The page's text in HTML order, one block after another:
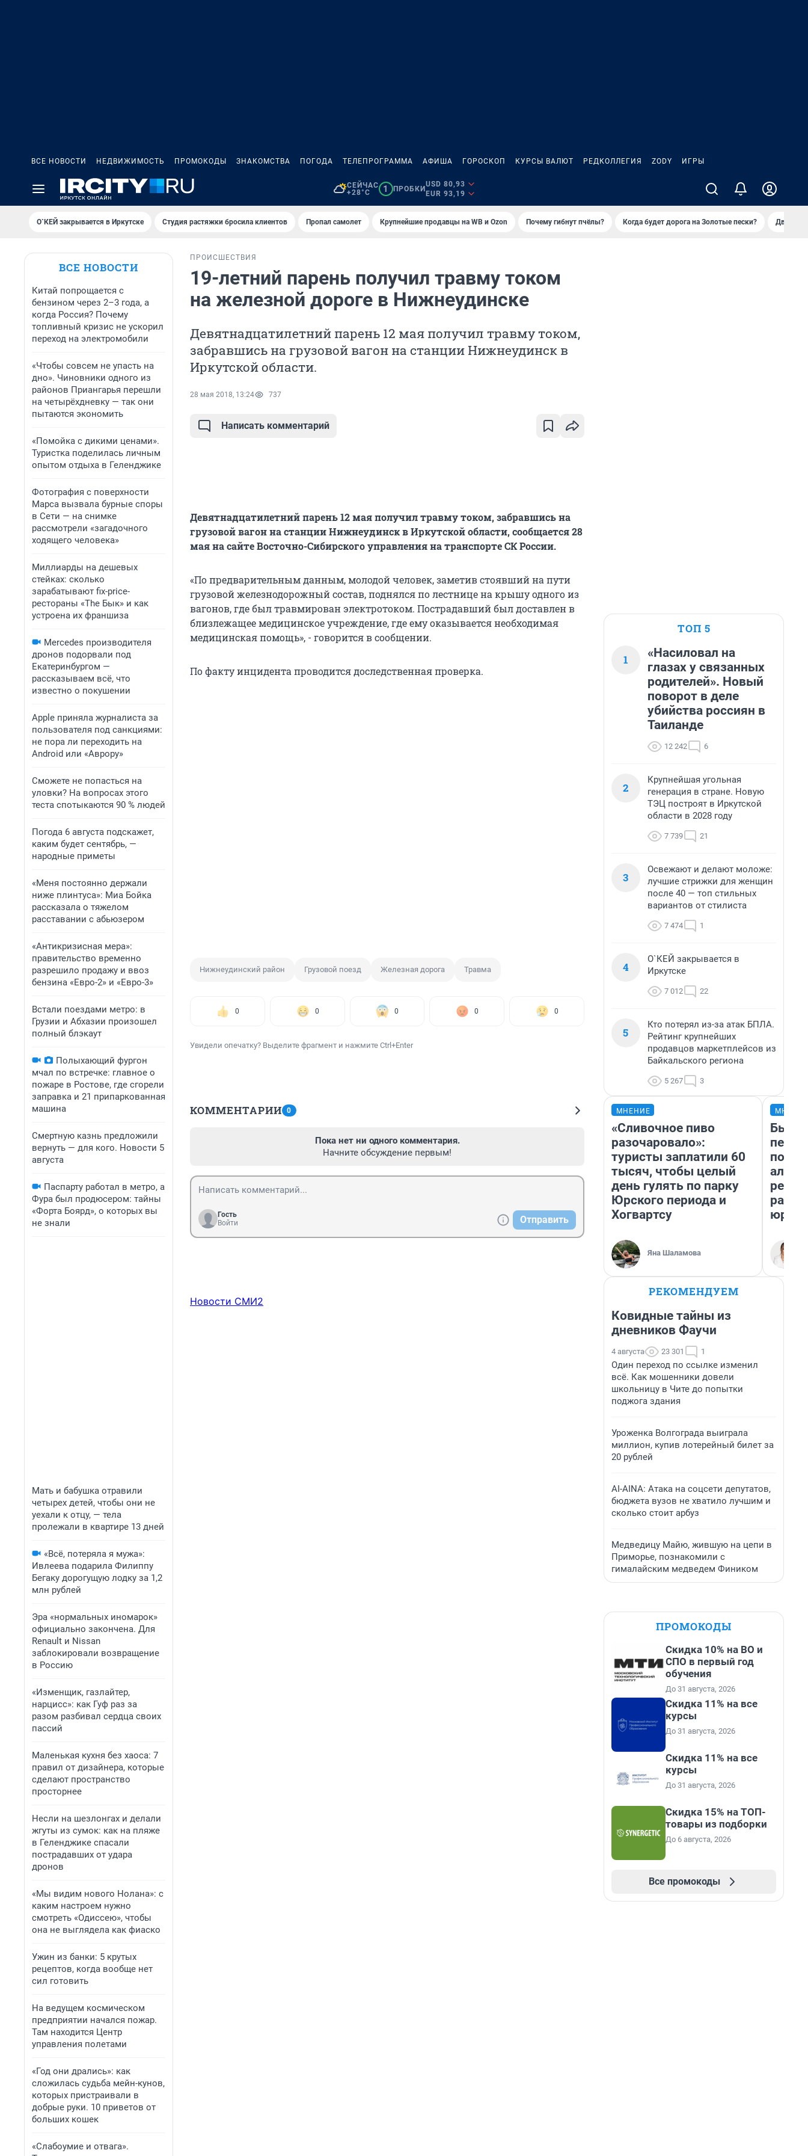
ВСЕ НОВОСТИ НЕДВИЖИМОСТЬ ПРОМОКОДЫ ЗНАКОМСТВА ПОГОДА ТЕЛЕПРОГРАММА АФИША ГОРОСКОП КУРСЫ ВАЛЮТ РЕДКОЛЛЕГИЯ ZODY ИГРЫ
СЕЙЧАС
+28°C
1 ПРОБКИ
USD 80,93
EUR 93,19
О`КЕЙ закрывается в Иркутске Студия растяжки бросила клиентов Пропал самолет Крупнейшие продавцы на WB и Ozon Почему гибнут пчёлы? Когда будет дорога на Золотые пески? Двое
ВСЕ НОВОСТИ
Китай попрощается с
бензином через 2–3 года, а
когда Россия? Почему
топливный кризис не ускорил
переход на электромобили
«Чтобы совсем не упасть на
дно». Чиновники одного из
районов Приангарья перешли
на четырёхдневку — так они
пытаются экономить
«Помойка с дикими ценами».
Туристка поделилась личным
опытом отдыха в Геленджике
Фотография с поверхности
Марса вызвала бурные споры
в Сети — на снимке
рассмотрели «загадочного
ходящего человека»
Миллиарды на дешевых
стейках: сколько
зарабатывают fix-price-
рестораны «The Бык» и как
устроена их франшиза
Mercedes производителя
дронов подорвали под
Екатеринбургом —
рассказываем всё, что
известно о покушении
Apple приняла журналиста за
пользователя под санкциями:
не пора ли переходить на
Android или «Аврору»
Сможете не попасться на
уловки? На вопросах этого
теста спотыкаются 90 % людей
Погода 6 августа подскажет,
каким будет сентябрь, —
народные приметы
«Меня постоянно держали
ниже плинтуса»: Миа Бойка
рассказала о тяжелом
расставании с абьюзером
«Антикризисная мера»:
правительство временно
разрешило продажу и ввоз
бензина «Евро-2» и «Евро-3»
Встали поездами метро: в
Грузии и Абхазии произошел
полный блэкаут
Полыхающий фургон
мчал по встречке: главное о
пожаре в Ростове, где сгорели
заправка и 21 припаркованная
машина
Смертную казнь предложили
вернуть — для кого. Новости 5
августа
Паспарту работал в метро, а
Фура был продюсером: тайны
«Форта Боярд», о которых вы
не знали
Мать и бабушка отравили
четырех детей, чтобы они не
уехали к отцу, — тела
пролежали в квартире 13 дней
«Всё, потеряла я мужа»:
Ивлеева подарила Филиппу
Бегаку дорогущую лодку за 1,2
млн рублей
Эра «нормальных иномарок»
официально закончена. Для
Renault и Nissan
заблокировали возвращение
в Россию
«Изменщик, газлайтер,
нарцисс»: как Гуф раз за
разом разбивал сердца своих
пассий
Маленькая кухня без хаоса: 7
правил от дизайнера, которые
сделают пространство
просторнее
Несли на шезлонгах и делали
жгуты из сумок: как на пляже
в Геленджике спасали
пострадавших от удара
дронов
«Мы видим нового Нолана»: с
каким настроем нужно
смотреть «Одиссею», чтобы
она не выглядела как фиаско
Ужин из банки: 5 крутых
рецептов, когда вообще нет
сил готовить
На ведущем космическом
предприятии начался пожар.
Там находится Центр
управления полетами
«Год они дрались»: как
сложилась судьба мейн-кунов,
которых пристраивали в
добрые руки. 10 приветов от
больших кошек
«Слабоумие и отвага».
ПРОИСШЕСТВИЯ
19-летний парень получил травму током
на железной дороге в Нижнеудинске
Девятнадцатилетний парень 12 мая получил травму током,
забравшись на грузовой вагон на станции Нижнеудинск в
Иркутской области.
28 мая 2018, 13:24 737
Написать комментарий
Девятнадцатилетний парень 12 мая получил травму током, забравшись на
грузовой вагон на станции Нижнеудинск в Иркутской области, сообщается 28
мая на сайте Восточно-Сибирского управления на транспорте СК России.
«По предварительным данным, молодой человек, заметив стоявший на пути
грузовой железнодорожный состав, поднялся по лестнице на крышу одного из
вагонов, где был травмирован электротоком. Пострадавший был доставлен в
близлежащее медицинское учреждение, где ему оказывается необходимая
медицинская помощь», - говорится в сообщении.
По факту инцидента проводится доследственная проверка.
Нижнеудинский район Грузовой поезд Железная дорога Травма
0 0 0 0 0
Увидели опечатку? Выделите фрагмент и нажмите Ctrl+Enter
КОММЕНТАРИИ 0
Пока нет ни одного комментария.
Начните обсуждение первым!
Гость
Войти
Отправить
Новости СМИ2
ТОП 5
1
«Насиловал на
глазах у связанных
родителей». Новый
поворот в деле
убийства россиян в
Таиланде
12 242 6
2
Крупнейшая угольная
генерация в стране. Новую
ТЭЦ построят в Иркутской
области в 2028 году
7 739 21
3
Освежают и делают моложе:
лучшие стрижки для женщин
после 40 — топ стильных
вариантов от стилиста
7 474 1
4
О`КЕЙ закрывается в
Иркутске
7 012 22
5
Кто потерял из-за атак БПЛА.
Рейтинг крупнейших
продавцов маркетплейсов из
Байкальского региона
5 267 3
МНЕНИЕ
«Сливочное пиво
разочаровало»:
туристы заплатили 60
тысяч, чтобы целый
день гулять по парку
Юрского периода и
Хогвартсу
Яна Шаламова
Был
РЕКОМЕНДУЕМ
Ковидные тайны из
дневников Фаучи
4 августа 23 301 1
Один переход по ссылке изменил
всё. Как мошенники довели
школьницу в Чите до попытки
поджога здания
Уроженка Волгограда выиграла
миллион, купив лотерейный билет за
20 рублей
AI-AINA: Атака на соцсети депутатов,
бюджета вузов не хватило лучшим и
сколько стоит арбуз
Медведицу Майю, жившую на цепи в
Приморье, познакомили с
гималайским медведем Фиником
ПРОМОКОДЫ
Скидка 10% на ВО и
СПО в первый год
обучения
До 31 августа, 2026
Скидка 11% на все
курсы
До 31 августа, 2026
Скидка 11% на все
курсы
До 31 августа, 2026
Скидка 15% на ТОП-
товары из подборки
До 6 августа, 2026
Все промокоды